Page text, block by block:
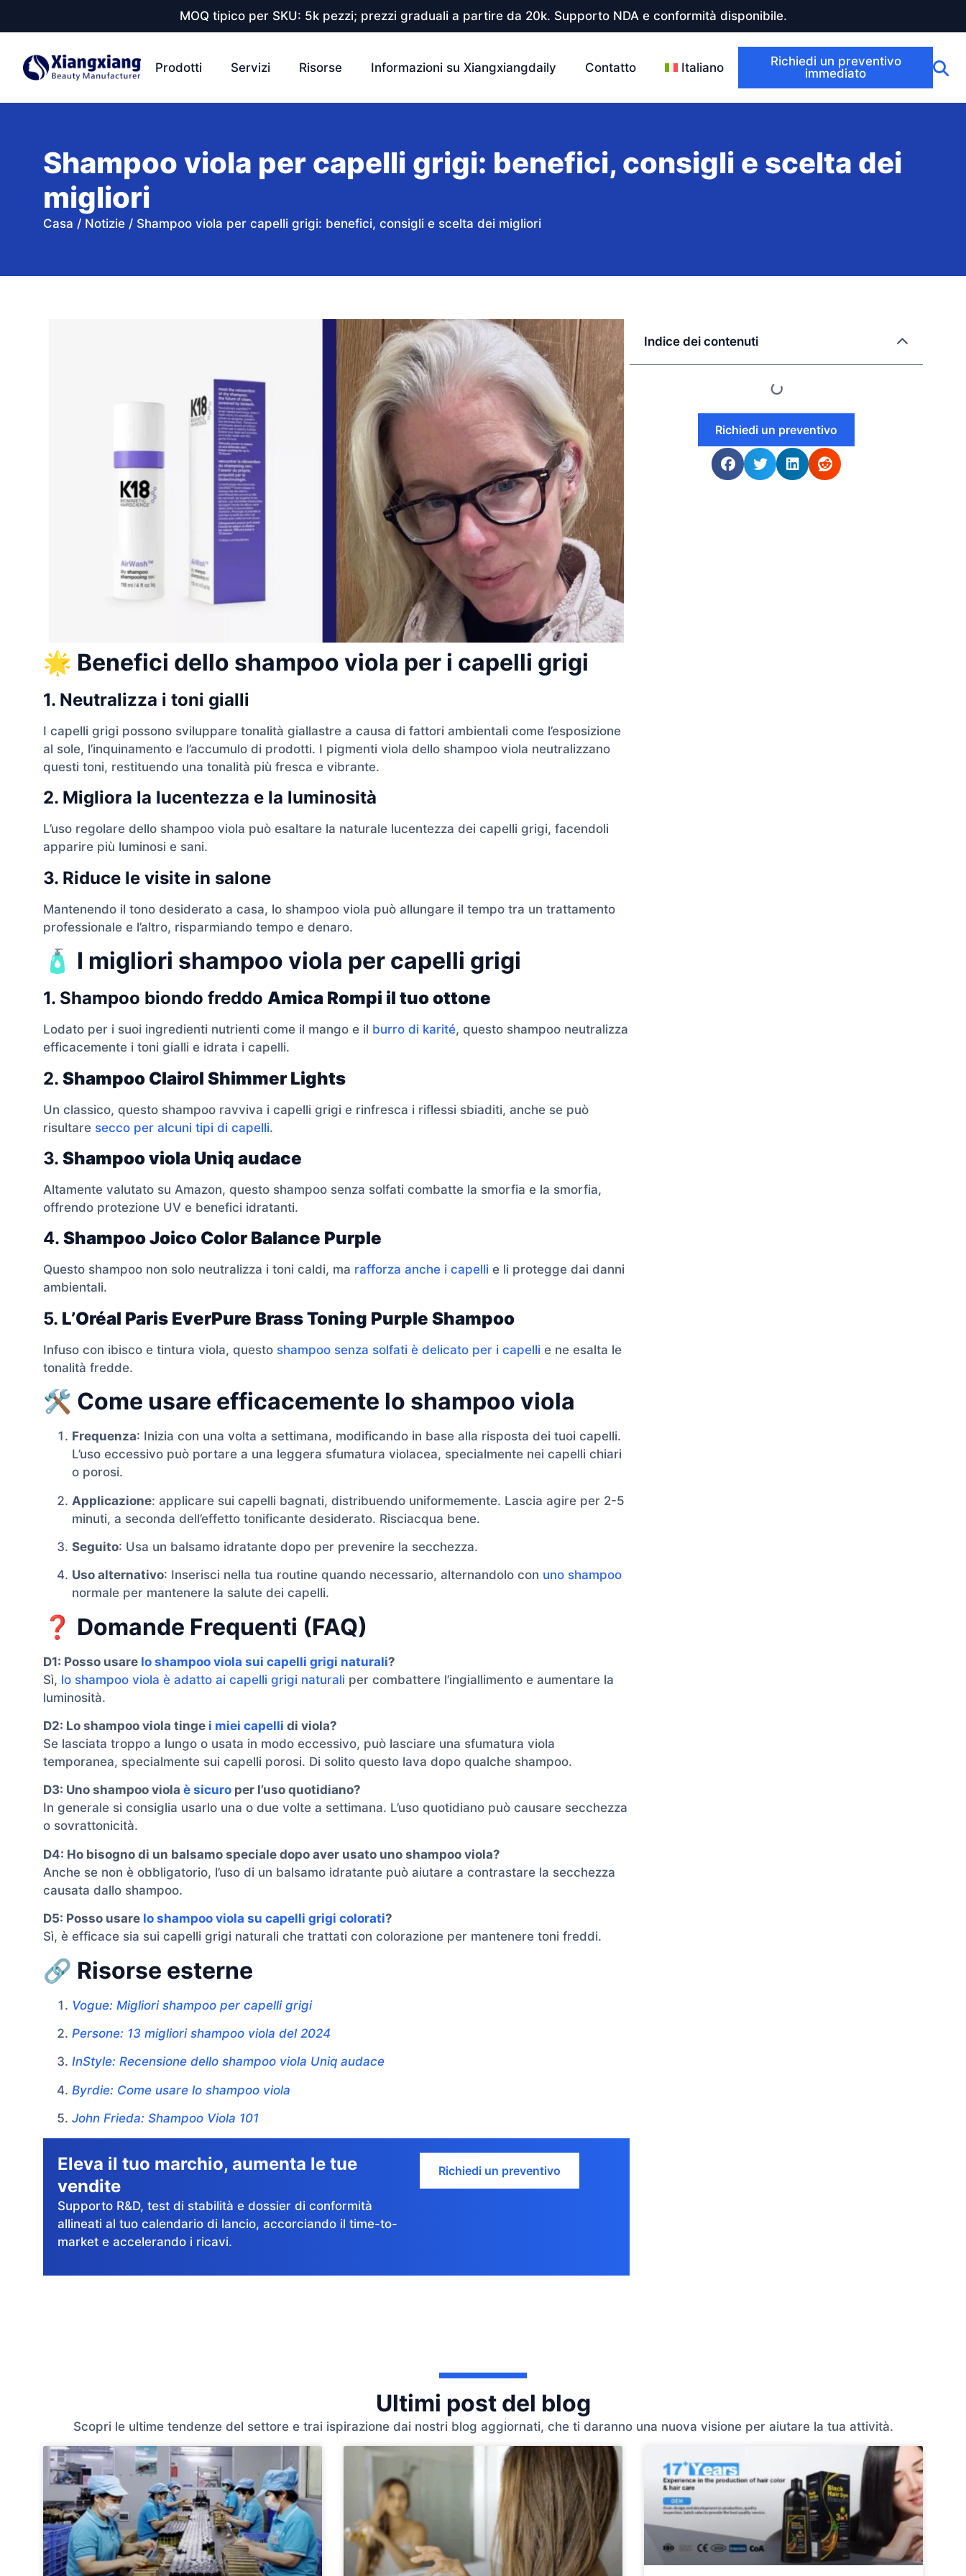
MOQ tipico per SKU: 5k pezzi; prezzi graduali a partire da 20k. Supporto NDA e conformità disponibile.
Prodotti Servizi Risorse Informazioni su Xiangxiangdaily Contatto Italiano
Richiedi un preventivo
immediato
Shampoo viola per capelli grigi: benefici, consigli e scelta dei
migliori
Casa / Notizie / Shampoo viola per capelli grigi: benefici, consigli e scelta dei migliori
🌟 Benefici dello shampoo viola per i capelli grigi
1. Neutralizza i toni gialli
I capelli grigi possono sviluppare tonalità giallastre a causa di fattori ambientali come l’esposizione
al sole, l’inquinamento e l’accumulo di prodotti. I pigmenti viola dello shampoo viola neutralizzano
questi toni, restituendo una tonalità più fresca e vibrante.
2. Migliora la lucentezza e la luminosità
L’uso regolare dello shampoo viola può esaltare la naturale lucentezza dei capelli grigi, facendoli
apparire più luminosi e sani.
3. Riduce le visite in salone
Mantenendo il tono desiderato a casa, lo shampoo viola può allungare il tempo tra un trattamento
professionale e l’altro, risparmiando tempo e denaro.
🧴 I migliori shampoo viola per capelli grigi
1. Shampoo biondo freddo Amica Rompi il tuo ottone
Lodato per i suoi ingredienti nutrienti come il mango e il burro di karité, questo shampoo neutralizza
efficacemente i toni gialli e idrata i capelli.
2. Shampoo Clairol Shimmer Lights
Un classico, questo shampoo ravviva i capelli grigi e rinfresca i riflessi sbiaditi, anche se può
risultare secco per alcuni tipi di capelli.
3. Shampoo viola Uniq audace
Altamente valutato su Amazon, questo shampoo senza solfati combatte la smorfia e la smorfia,
offrendo protezione UV e benefici idratanti.
4. Shampoo Joico Color Balance Purple
Questo shampoo non solo neutralizza i toni caldi, ma rafforza anche i capelli e li protegge dai danni
ambientali.
5. L’Oréal Paris EverPure Brass Toning Purple Shampoo
Infuso con ibisco e tintura viola, questo shampoo senza solfati è delicato per i capelli e ne esalta le
tonalità fredde.
🛠️ Come usare efficacemente lo shampoo viola
Frequenza: Inizia con una volta a settimana, modificando in base alla risposta dei tuoi capelli.
L’uso eccessivo può portare a una leggera sfumatura violacea, specialmente nei capelli chiari
o porosi.
Applicazione: applicare sui capelli bagnati, distribuendo uniformemente. Lascia agire per 2-5
minuti, a seconda dell’effetto tonificante desiderato. Risciacqua bene.
Seguito: Usa un balsamo idratante dopo per prevenire la secchezza.
Uso alternativo: Inserisci nella tua routine quando necessario, alternandolo con uno shampoo
normale per mantenere la salute dei capelli.
❓ Domande Frequenti (FAQ)
D1: Posso usare lo shampoo viola sui capelli grigi naturali?
Sì, lo shampoo viola è adatto ai capelli grigi naturali per combattere l’ingiallimento e aumentare la
luminosità.
D2: Lo shampoo viola tinge i miei capelli di viola?
Se lasciata troppo a lungo o usata in modo eccessivo, può lasciare una sfumatura viola
temporanea, specialmente sui capelli porosi. Di solito questo lava dopo qualche shampoo.
D3: Uno shampoo viola è sicuro per l’uso quotidiano?
In generale si consiglia usarlo una o due volte a settimana. L’uso quotidiano può causare secchezza
o sovrattonicità.
D4: Ho bisogno di un balsamo speciale dopo aver usato uno shampoo viola?
Anche se non è obbligatorio, l’uso di un balsamo idratante può aiutare a contrastare la secchezza
causata dallo shampoo.
D5: Posso usare lo shampoo viola su capelli grigi colorati?
Sì, è efficace sia sui capelli grigi naturali che trattati con colorazione per mantenere toni freddi.
🔗 Risorse esterne
Vogue: Migliori shampoo per capelli grigi
Persone: 13 migliori shampoo viola del 2024
InStyle: Recensione dello shampoo viola Uniq audace
Byrdie: Come usare lo shampoo viola
John Frieda: Shampoo Viola 101
Eleva il tuo marchio, aumenta le tue
vendite
Supporto R&D, test di stabilità e dossier di conformità
allineati al tuo calendario di lancio, accorciando il time-to-
market e accelerando i ricavi.
Richiedi un preventivo
Indice dei contenuti
Richiedi un preventivo
Ultimi post del blog
Scopri le ultime tendenze del settore e trai ispirazione dai nostri blog aggiornati, che ti daranno una nuova visione per aiutare la tua attività.